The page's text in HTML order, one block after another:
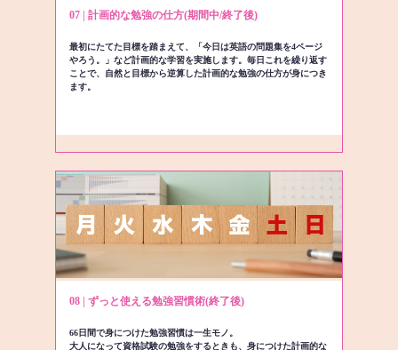
07 | 計画的な勉強の仕方(期間中/終了後)
最初にたてた目標を踏まえて、「今日は英語の問題集を4ページ
やろう。」など計画的な学習を実施します。毎日これを繰り返す
ことで、自然と目標から逆算した計画的な勉強の仕方が身につき
ます。
08 | ずっと使える勉強習慣術(終了後)
66日間で身につけた勉強習慣は一生モノ。
大人になって資格試験の勉強をするときも、身につけた計画的な